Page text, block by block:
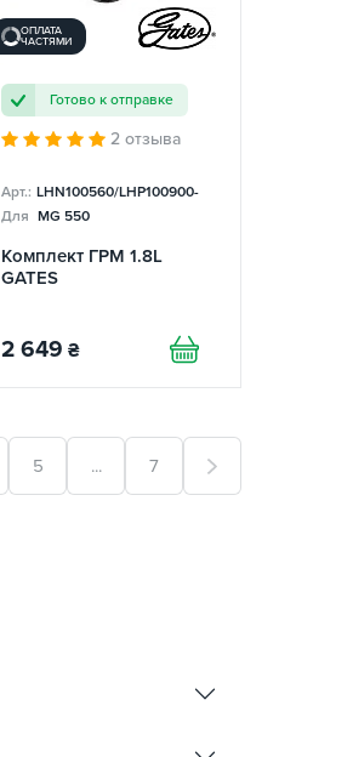
ОПЛАТА
ЧАСТЯМИ
Готово к отправке
2 отзыва
Арт.: LHN100560/LHP100900-
Для MG 550
Комплект ГРМ 1.8L
GATES
2 649 ₴
5 ... 7